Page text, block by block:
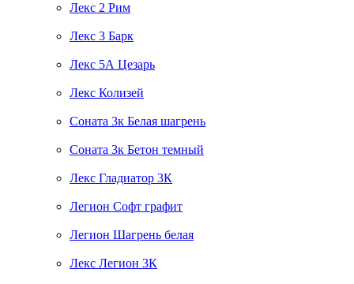
Лекс 2 Рим
Лекс 3 Барк
Лекс 5А Цезарь
Лекс Колизей
Соната 3к Белая шагрень
Соната 3к Бетон темный
Лекс Гладиатор 3К
Легион Софт графит
Легион Шагрень белая
Лекс Легион 3К